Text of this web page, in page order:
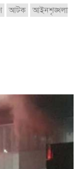
আটক
আইনশৃঙ্খলা